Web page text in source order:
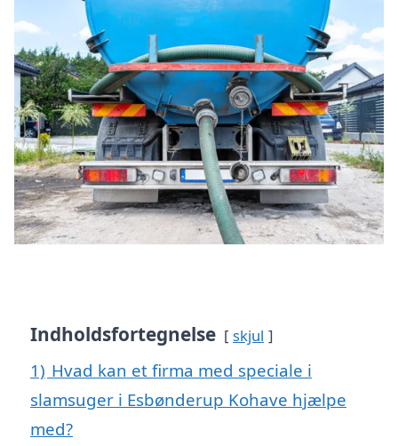
Indholdsfortegnelse skjul
1) Hvad kan et firma med speciale i
slamsuger i Esbønderup Kohave hjælpe
med?